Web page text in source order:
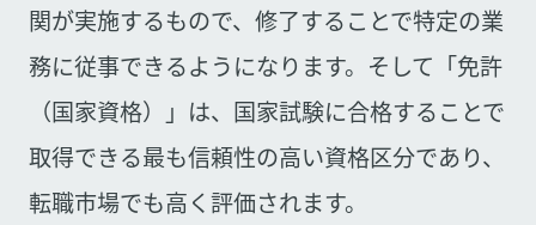
関が実施するもので、修了することで特定の業
務に従事できるようになります。そして「免許
（国家資格）」は、国家試験に合格することで
取得できる最も信頼性の高い資格区分であり、
転職市場でも高く評価されます。